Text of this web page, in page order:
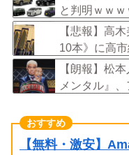
と判明ｗｗ
【悲報】高
10本》に高
ｗｗ
【朗報】松
メンタル』
展開
【無料・激安】